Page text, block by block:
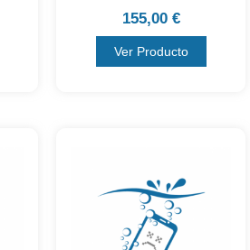
155,00 €
Ver Producto